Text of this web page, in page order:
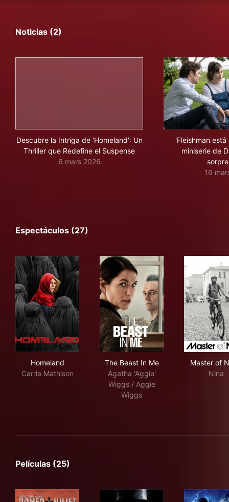
Noticias (2)
Descubre la Intriga de 'Homeland': Un
Thriller que Redefine el Suspense
6 mars 2026
'Fleishman
miniserie de
16
Espectáculos (27)
Homeland
Carrie Mathison
The Beast In Me
Agatha 'Aggie'
Wiggs / Aggie
Wiggs
Master of
Nina
Películas (25)